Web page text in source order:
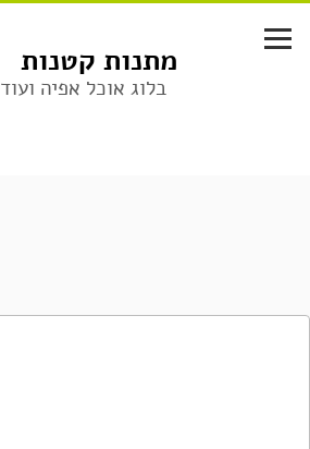
לתוכן
מתנות קטנות
בלוג אוכל אפיה ועוד